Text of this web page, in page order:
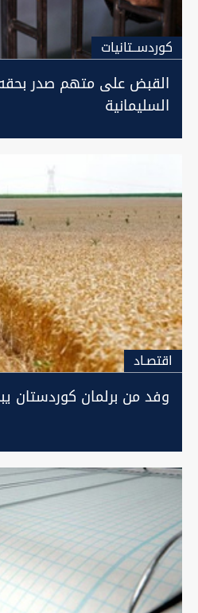
كوردســتانيات
السليمانية
اقتصـاد
وفد من برلمان كوردستان